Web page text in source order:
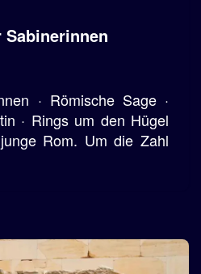
Sabinerinnen
· Römische Sage ·
· Rings um den Hügel
Rom. Um die Zahl